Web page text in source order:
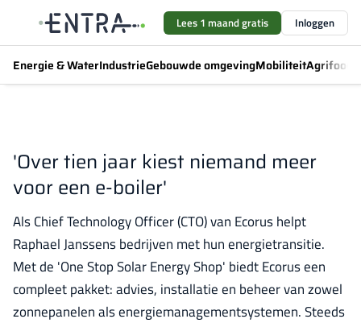
Lees 1 maand gratis Inloggen
Energie & WaterIndustrieGebouwde omgevingMobiliteitAgrifood
'Over tien jaar kiest niemand meer
voor een e-boiler'
Als Chief Technology Officer (CTO) van Ecorus helpt
Raphael Janssens bedrijven met hun energietransitie.
Met de 'One Stop Solar Energy Shop' biedt Ecorus een
compleet pakket: advies, installatie en beheer van zowel
zonnepanelen als energiemanagementsystemen. Steeds